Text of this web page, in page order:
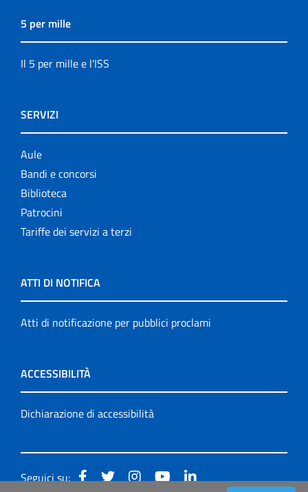
5 per mille
Il 5 per mille e l'ISS
SERVIZI
Aule
Bandi e concorsi
Biblioteca
Patrocini
Tariffe dei servizi a terzi
ATTI DI NOTIFICA
Atti di notificazione per pubblici proclami
ACCESSIBILITÀ
Dichiarazione di accessibilità
Seguici su: